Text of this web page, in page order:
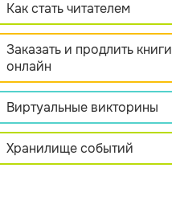
Как стать читателем
Заказать и продлить книги
онлайн
Виртуальные викторины
Хранилище событий